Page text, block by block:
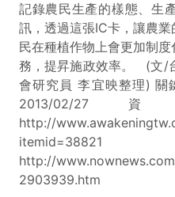
記錄農民生產的樣態、生
訊，透過這張IC卡，讓農
民在種植作物上會更加制
務，提昇施政效率。 (文/台灣農業科技資源運籌管理學
會研究員 李宜映整理) 關鍵字：農政 E化 發布日期：
2013/02/27 資料出處：
http://
itemid=38821
http://
2903939.htm